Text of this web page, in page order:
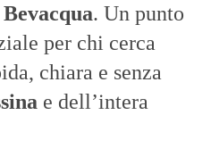
. Un punto
per chi cerca
chiara e senza
e dell’intera